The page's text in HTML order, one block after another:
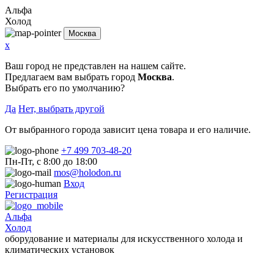
Альфа
Холод
Москва
x
Ваш город не представлен на нашем сайте.
Предлагаем вам выбрать город Москва.
Выбрать его по умолчанию?
Да Нет, выбрать другой
От выбранного города зависит цена товара и его наличие.
+7 499 703-48-20
Пн-Пт, с 8:00 до 18:00
mos@holodon.ru
Вход
Регистрация
Альфа
Холод
оборудование и материалы для искусственного холода и
климатических установок